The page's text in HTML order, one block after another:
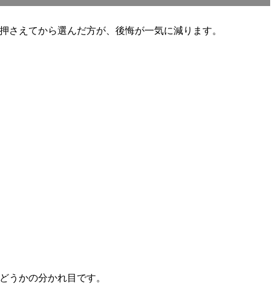
えてから選んだ方が、後悔が一気に減ります。
うかの分かれ目です。